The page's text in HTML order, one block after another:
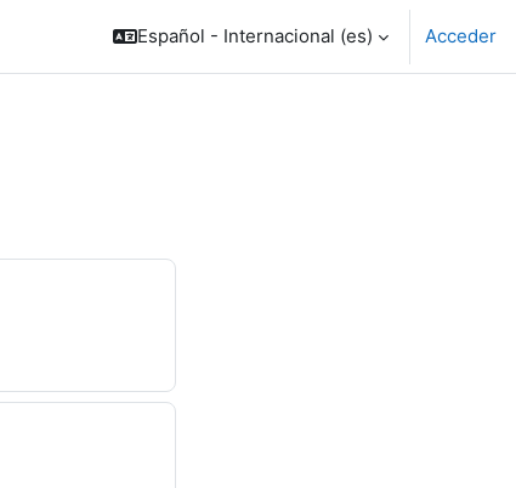
Español - Internacional ‎(es)‎ Acceder